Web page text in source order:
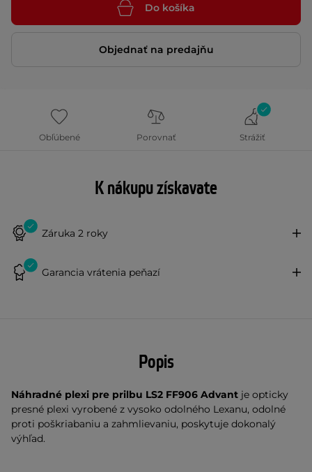
Do košíka
Objednať na predajňu
Obľúbené Porovnať Strážiť
K nákupu získavate
Záruka 2 roky
Garancia vrátenia peňazí
Popis
Náhradné plexi pre prilbu LS2 FF906 Advant je opticky
presné plexi vyrobené z vysoko odolného Lexanu, odolné
proti poškriabaniu a zahmlievaniu, poskytuje dokonalý
výhľad.